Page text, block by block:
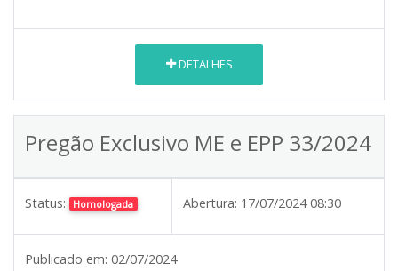
DETALHES
Pregão Exclusivo ME e EPP 33/2024
Status: Homologada Abertura: 17/07/2024 08:30
Publicado em: 02/07/2024